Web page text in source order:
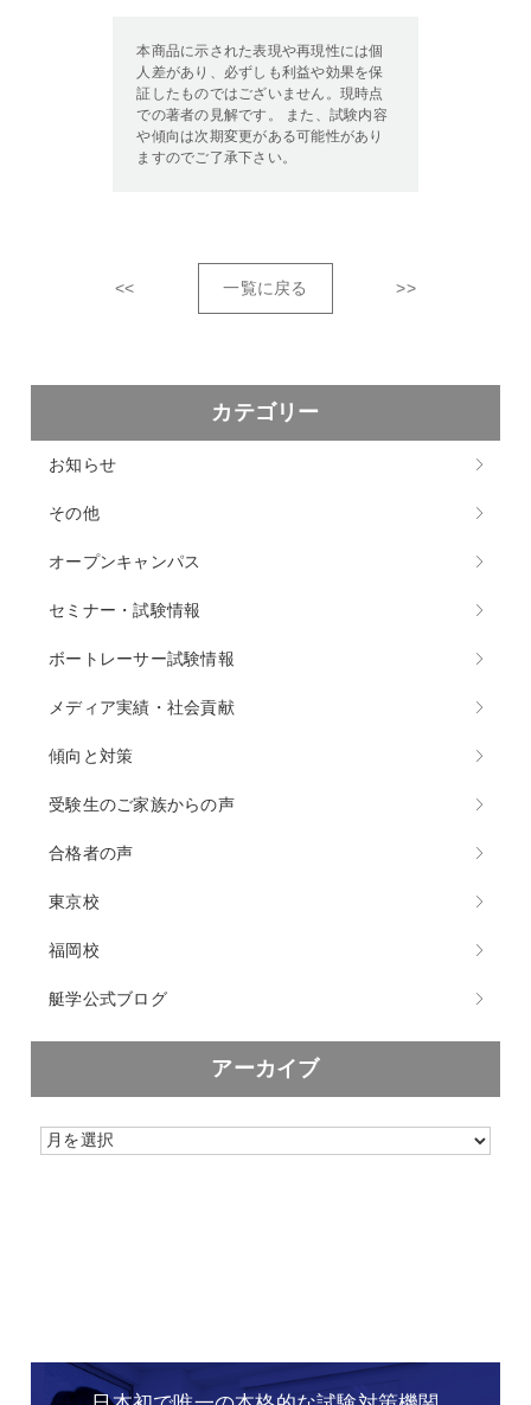
本商品に示された表現や再現性には個
人差があり、必ずしも利益や効果を保
証したものではございません。現時点
での著者の見解です。 また、試験内容
や傾向は次期変更がある可能性があり
ますのでご了承下さい。
<< 一覧に戻る >>
カテゴリー
お知らせ
その他
オープンキャンパス
セミナー・試験情報
ボートレーサー試験情報
メディア実績・社会貢献
傾向と対策
受験生のご家族からの声
合格者の声
東京校
福岡校
艇学公式ブログ
アーカイブ